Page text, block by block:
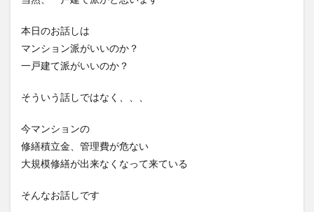
本日のお話しは
マンション派がいいのか？
一戸建て派がいいのか？
そういう話しではなく、、、
今マンションの
修繕積立金、管理費が危ない
大規模修繕が出来なくなって来ている
そんなお話しです